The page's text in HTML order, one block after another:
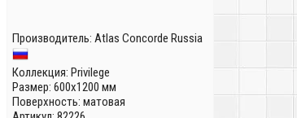
Производитель: Atlas Concorde Russia
Коллекция: Privilege
Размер: 600x1200 мм
Поверхность: матовая